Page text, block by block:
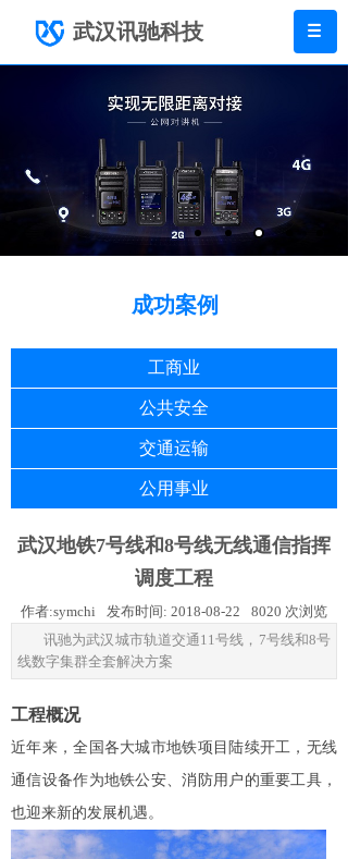
成功案例
工商业
公共安全
交通运输
公用事业
武汉地铁7号线和8号线无线通信指挥
调度工程
作者:symchi 发布时间: 2018-08-22 8020 次浏览
讯驰为武汉城市轨道交通11号线，7号线和8号
线数字集群全套解决方案
工程概况
近年来，全国各大城市地铁项目陆续开工，无线
通信设备作为地铁公安、消防用户的重要工具，
也迎来新的发展机遇。
武汉讯驰科技